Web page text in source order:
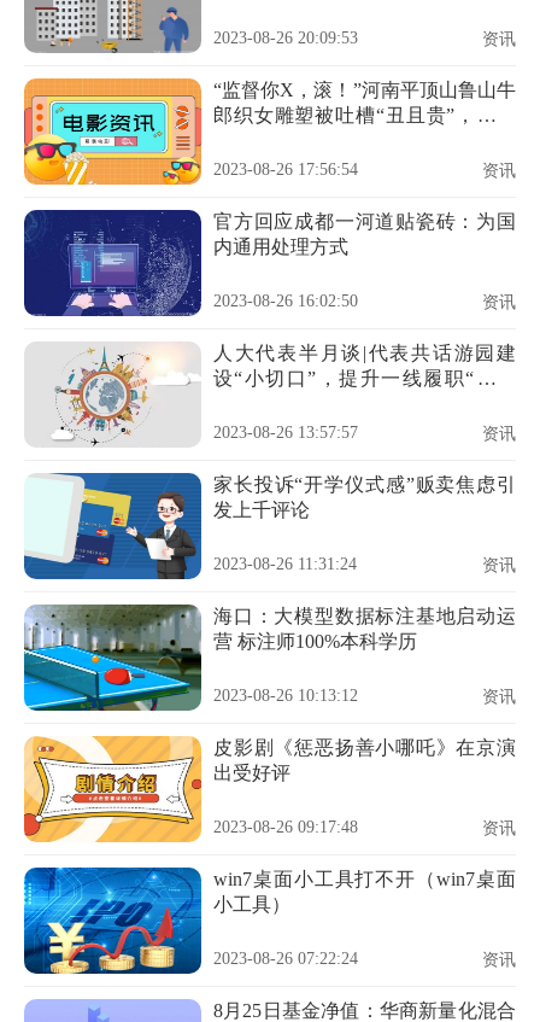
2023-08-26 20:09:53 资讯
“监督你X，滚！”河南平顶山鲁山牛
郎织女雕塑被吐槽“丑且贵”，记者
2023-08-26 17:56:54 资讯
官方回应成都一河道贴瓷砖：为国
内通用处理方式
2023-08-26 16:02:50 资讯
人大代表半月谈|代表共话游园建
设“小切口”，提升一线履职“大服
2023-08-26 13:57:57 资讯
家长投诉“开学仪式感”贩卖焦虑引
发上千评论
2023-08-26 11:31:24 资讯
海口：大模型数据标注基地启动运
营 标注师100%本科学历
2023-08-26 10:13:12 资讯
皮影剧《惩恶扬善小哪吒》在京演
出受好评
2023-08-26 09:17:48 资讯
win7桌面小工具打不开（win7桌面
小工具）
2023-08-26 07:22:24 资讯
8月25日基金净值：华商新量化混合